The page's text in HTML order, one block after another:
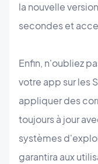
la nouvelle
secondes et
Enfin, n'oubliez
votre app sur les
appliquer des
toujours à jour
systèmes
garantira aux